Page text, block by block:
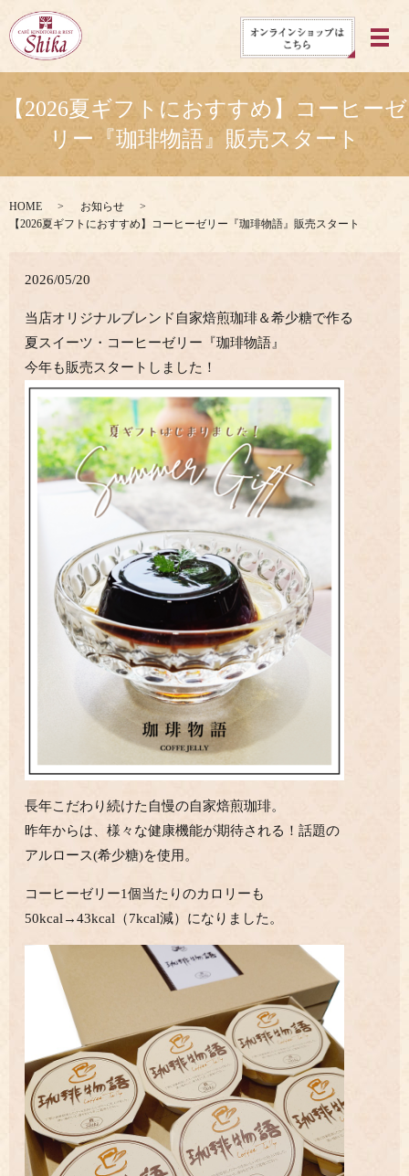
メ
【2026夏ギフトにおすすめ】コーヒーゼ
リー『珈琲物語』販売スタート
HOME
お知らせ
【2026夏ギフトにおすすめ】コーヒーゼリー『珈琲物語』販売スタート
2026/05/20
当店オリジナルブレンド自家焙煎珈琲＆希少糖で作る
夏スイーツ・コーヒーゼリー『珈琲物語』
今年も販売スタートしました！
長年こだわり続けた自慢の自家焙煎珈琲。
昨年からは、様々な健康機能が期待される！話題の
アルロース(希少糖)を使用。
コーヒーゼリー1個当たりのカロリーも
50kcal→43kcal（7kcal減）になりました。